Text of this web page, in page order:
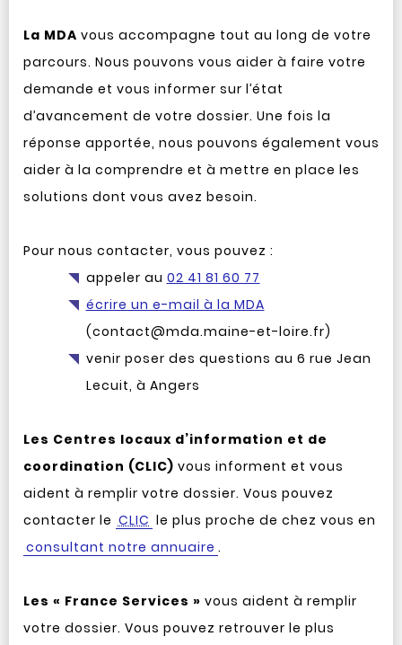
La MDA vous accompagne tout au long de votre
parcours. Nous pouvons vous aider à faire votre
demande et vous informer sur l’état
d’avancement de votre dossier. Une fois la
réponse apportée, nous pouvons également vous
aider à la comprendre et à mettre en place les
solutions dont vous avez besoin.
Pour nous contacter, vous pouvez :
appeler au 02 41 81 60 77
écrire un e-mail à la MDA
(contact@mda.maine-et-loire.fr)
venir poser des questions au 6 rue Jean
Lecuit, à Angers
Les Centres locaux d’information et de
coordination (CLIC) vous informent et vous
aident à remplir votre dossier. Vous pouvez
contacter le CLIC le plus proche de chez vous en
consultant notre annuaire .
Les « France Services » vous aident à remplir
votre dossier. Vous pouvez retrouver le plus